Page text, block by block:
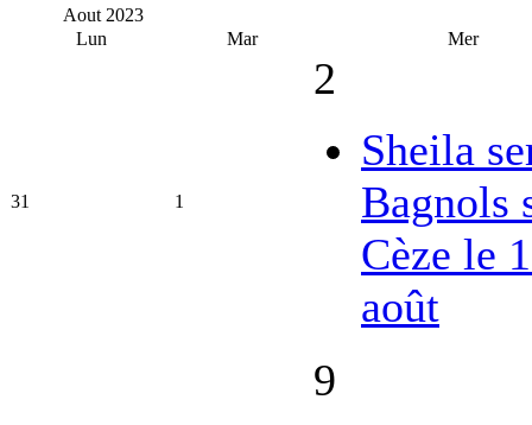
Aout 2023
Lun
Mar Mer
31 1
2
Sheila
Bagnols
Cèze le
août
9